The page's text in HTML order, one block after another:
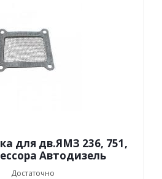
для дв.ЯМЗ 236, 751,
Автодизель
Достаточно